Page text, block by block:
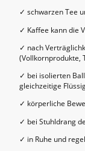
✓ schwarzen Tee
✓ Kaffee kann die
✓ nach
(Vollkornprodukte,
✓ bei isolierten
gleichzeitige
✓ körperliche
✓ bei Stuhldrang
✓ in Ruhe und